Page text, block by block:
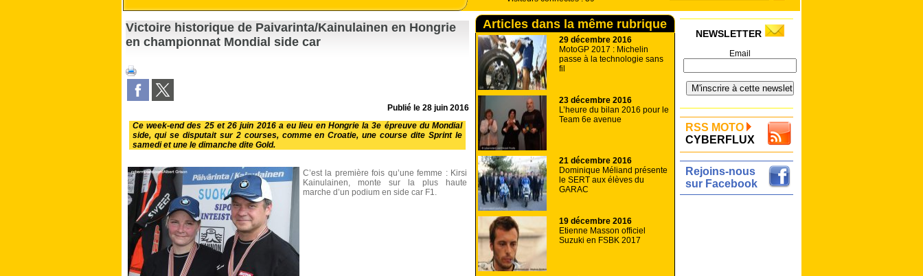
Victoire historique de Paivarinta/Kainulainen en Hongrie
en championnat Mondial side car
Publié le 28 juin 2016
Ce week-end des 25 et 26 juin 2016 a eu lieu en Hongrie la 3e épreuve du Mondial
side, qui se disputait sur 2 courses, comme en Croatie, une course dite Sprint le
samedi et une le dimanche dite Gold.
C’est la première fois qu’une femme : Kirsi
Kainulainen, monte sur la plus haute
marche d’un podium en side car F1.
Articles dans la même rubrique
29 décembre 2016
MotoGP 2017 : Michelin
passe à la technologie sans
fil
23 décembre 2016
L’heure du bilan 2016 pour le
Team 6e avenue
21 décembre 2016
Dominique Méliand présente
le SERT aux élèves du
GARAC
19 décembre 2016
Etienne Masson officiel
Suzuki en FSBK 2017
NEWSLETTER
Email
RSS MOTO
CYBERFLUX
Rejoins-nous
sur Facebook